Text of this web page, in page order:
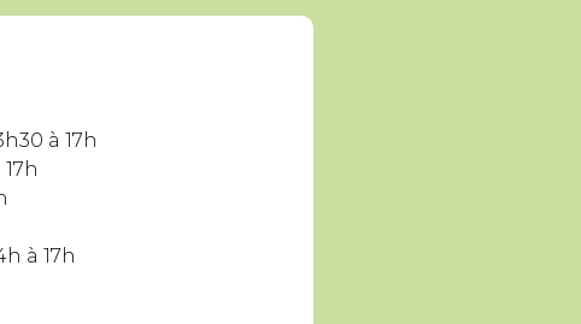
à 17h
à 17h